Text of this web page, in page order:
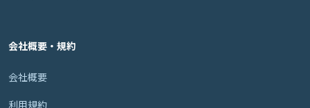
会社概要・規約
会社概要
利用規約